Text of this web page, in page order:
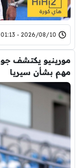
2026/08/10 - 01:13
مورينيو يكتشف
مهم بشأن سيريا